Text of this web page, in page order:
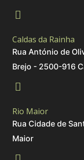
Caldas da Rainha
Rua António de
Brejo - 2500-916
Rio Maior
Rua Cidade de
Maior